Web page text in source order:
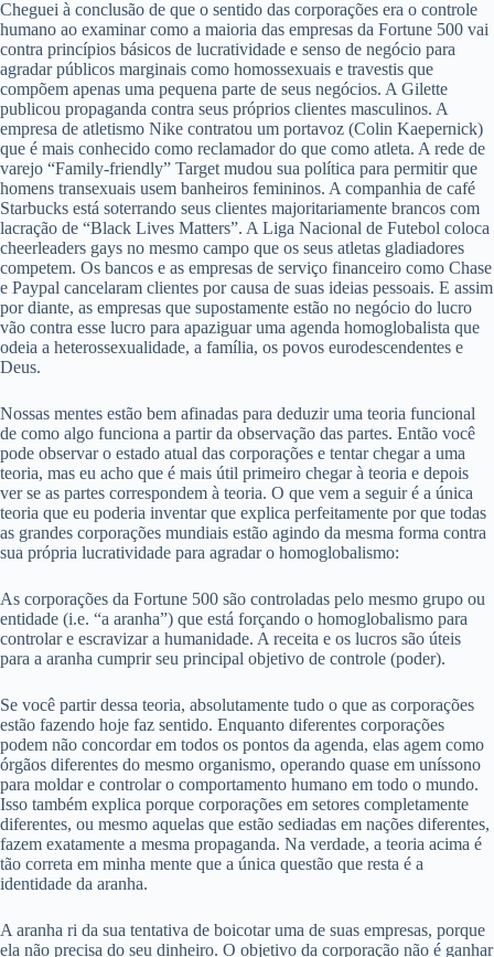
Cheguei à conclusão de que o sentido das corporações era o controle
humano ao examinar como a maioria das empresas da Fortune 500 vai
contra princípios básicos de lucratividade e senso de negócio para
agradar públicos marginais como homossexuais e travestis que
compõem apenas uma pequena parte de seus negócios. A Gilette
publicou propaganda contra seus próprios clientes masculinos. A
empresa de atletismo Nike contratou um portavoz (Colin Kaepernick)
que é mais conhecido como reclamador do que como atleta. A rede de
varejo “Family-friendly” Target mudou sua política para permitir que
homens transexuais usem banheiros femininos. A companhia de café
Starbucks está soterrando seus clientes majoritariamente brancos com
lacração de “Black Lives Matters”. A Liga Nacional de Futebol coloca
cheerleaders gays no mesmo campo que os seus atletas gladiadores
competem. Os bancos e as empresas de serviço financeiro como Chase
e Paypal cancelaram clientes por causa de suas ideias pessoais. E assim
por diante, as empresas que supostamente estão no negócio do lucro
vão contra esse lucro para apaziguar uma agenda homoglobalista que
odeia a heterossexualidade, a família, os povos eurodescendentes e
Deus.
Nossas mentes estão bem afinadas para deduzir uma teoria funcional
de como algo funciona a partir da observação das partes. Então você
pode observar o estado atual das corporações e tentar chegar a uma
teoria, mas eu acho que é mais útil primeiro chegar à teoria e depois
ver se as partes correspondem à teoria. O que vem a seguir é a única
teoria que eu poderia inventar que explica perfeitamente por que todas
as grandes corporações mundiais estão agindo da mesma forma contra
sua própria lucratividade para agradar o homoglobalismo:
As corporações da Fortune 500 são controladas pelo mesmo grupo ou
entidade (i.e. “a aranha”) que está forçando o homoglobalismo para
controlar e escravizar a humanidade. A receita e os lucros são úteis
para a aranha cumprir seu principal objetivo de controle (poder).
Se você partir dessa teoria, absolutamente tudo o que as corporações
estão fazendo hoje faz sentido. Enquanto diferentes corporações
podem não concordar em todos os pontos da agenda, elas agem como
órgãos diferentes do mesmo organismo, operando quase em uníssono
para moldar e controlar o comportamento humano em todo o mundo.
Isso também explica porque corporações em setores completamente
diferentes, ou mesmo aquelas que estão sediadas em nações diferentes,
fazem exatamente a mesma propaganda. Na verdade, a teoria acima é
tão correta em minha mente que a única questão que resta é a
identidade da aranha.
A aranha ri da sua tentativa de boicotar uma de suas empresas, porque
ela não precisa do seu dinheiro. O objetivo da corporação não é ganhar